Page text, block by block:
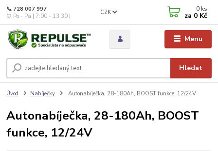
Menu
CZK
Hledat
📞 728 007 997
⏰ Po - Pá | 7:00 - 13:30 |
0 ks
za 0 Kč
Úvod Nabíječky Autonabíječka, 28-180Ah, BOOST funkce, 12/24V
Autonabíječka, 28-180Ah, BOOST
funkce, 12/24V